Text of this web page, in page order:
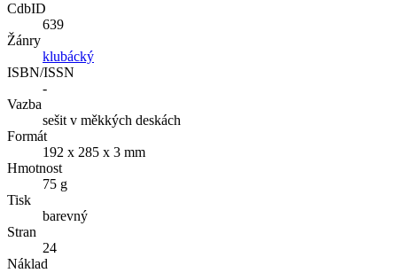
CdbID
639
Žánry
klubácký
ISBN/ISSN
-
Vazba
sešit v měkkých deskách
Formát
192 x 285 x 3 mm
Hmotnost
75 g
Tisk
barevný
Stran
24
Náklad